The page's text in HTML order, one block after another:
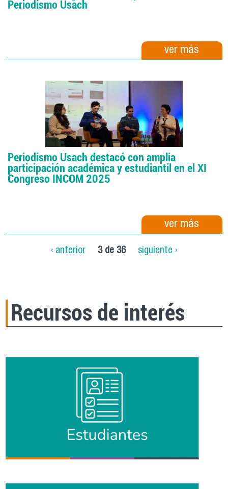
Periodismo Usach
ver más
Periodismo Usach destacó con amplia
participación académica y estudiantil en el XI
Congreso INCOM 2025
ver más
‹ anterior 3 de 36 siguiente ›
Recursos de interés